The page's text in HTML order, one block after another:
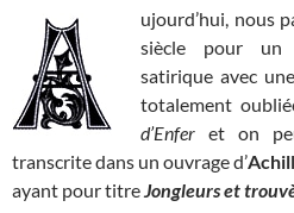
ujourd’hui, nous
siècle pour un
satirique avec
totalement
d’Enfer et on
transcrite dans un ouvrage d’
ayant pour titreJongleurs et